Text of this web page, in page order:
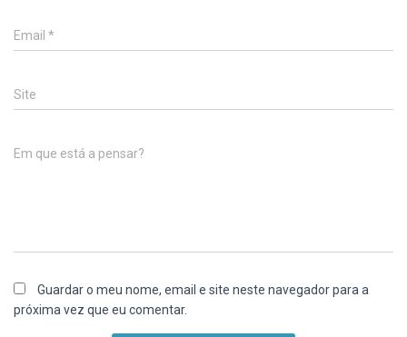
Email *
Site
Em que está a pensar?
Guardar o meu nome, email e site neste navegador para a
próxima vez que eu comentar.